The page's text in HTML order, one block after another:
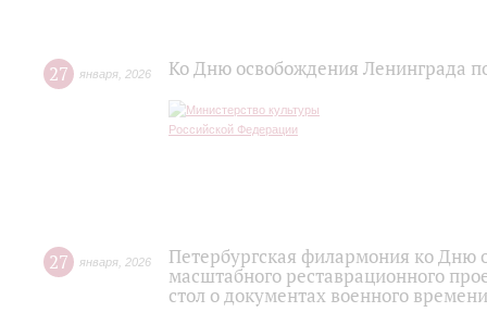
27 января 2026 Ко Дню освобождения Ленинграда
27 января 2026
Петербургская филармония ко Дню
масштабного реставрационного
стол о документах военного